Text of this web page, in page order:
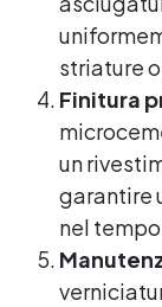
striature
Finitura
un
garantire
nel